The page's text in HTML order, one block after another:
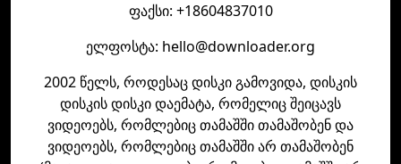
ფაქსი: +18604837010
ელფოსტა: hello@downloader.org
2002 წელს, როდესაც დისკი გამოვიდა, დისკის
დისკის დისკი დაემატა, რომელიც შეიცავს
ვიდეოებს, რომლებიც თამაშში თამაშობენ და
ვიდეოებს, რომლებიც თამაშში არ თამაშობენ